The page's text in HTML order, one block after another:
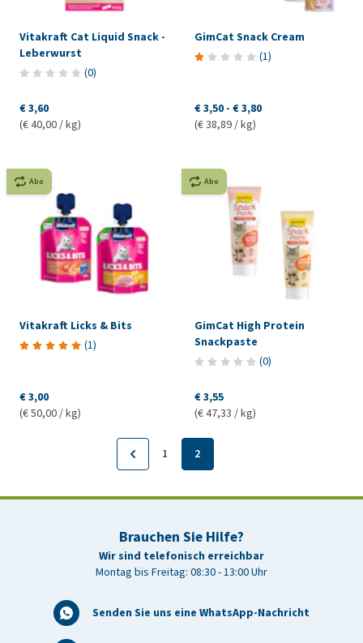
Vitakraft Cat Liquid Snack -
Leberwurst
(0)
€ 3,60
(€ 40,00 / kg)
GimCat Snack Cream
(1)
€ 3,50 - € 3,80
(€ 38,89 / kg)
Abo
Vitakraft Licks & Bits
(1)
€ 3,00
(€ 50,00 / kg)
Abo
GimCat High Protein
Snackpaste
(0)
€ 3,55
(€ 47,33 / kg)
1 2
Brauchen Sie Hilfe?
Wir sind telefonisch erreichbar
Montag bis Freitag: 08:30 - 13:00 Uhr
Senden Sie uns eine WhatsApp-Nachricht